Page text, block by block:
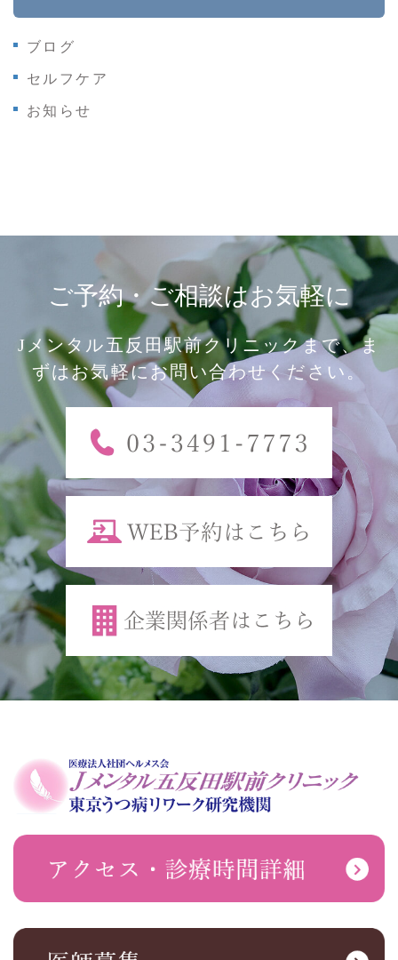
ブログ
セルフケア
お知らせ
ご予約・ご相談はお気軽に
Jメンタル五反田駅前クリニックまで、ま
ずはお気軽にお問い合わせください。